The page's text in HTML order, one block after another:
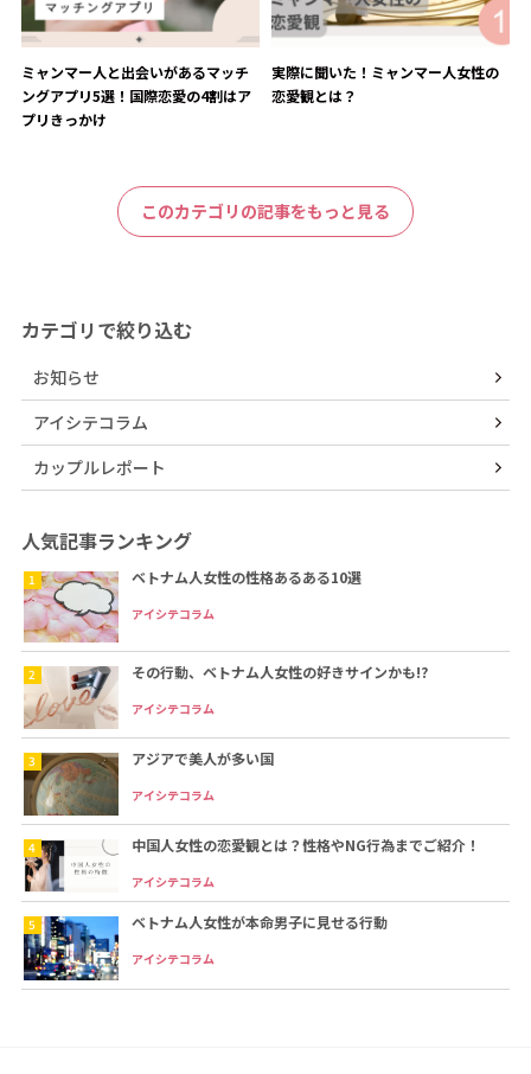
ミャンマー人と出会いがあるマッチ
ングアプリ5選！国際恋愛の4割はア
プリきっかけ
実際に聞いた！ミャンマー人女性の
恋愛観とは？
このカテゴリの記事をもっと見る
カテゴリで絞り込む
お知らせ
アイシテコラム
カップルレポート
人気記事ランキング
ベトナム人女性の性格あるある10選
アイシテコラム
その行動、ベトナム人女性の好きサインかも!?
アイシテコラム
アジアで美人が多い国
アイシテコラム
中国人女性の恋愛観とは？性格やNG行為までご紹介！
アイシテコラム
ベトナム人女性が本命男子に見せる行動
アイシテコラム